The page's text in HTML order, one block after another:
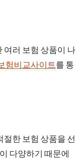
여러 보험 상품이 나
험비교사이트를 통
한 보험 상품을 선
다양하기 때문에